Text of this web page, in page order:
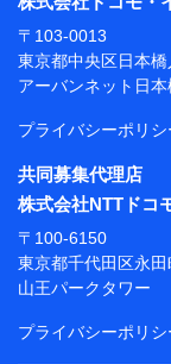
当社または
プが提供す
付および管理
当社または株
携会社の保険
維持管理等の
関連する当社
ルグループお
ため
（各サービス
トの閲覧履歴
ータを分析し
サービス・
ことがありま
〒103-0013
東京都中央区日本
アーバンネット日
プライバシーポリシ
共同募集代理店
株式会社NTTドコ
〒100-6150
東京都千代田区永
山王パークタワー
プライバシーポリシ